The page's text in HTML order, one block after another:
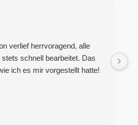
verlief herrvoragend, alle
schnell bearbeitet. Das
ich es mir vorgestellt hatte!